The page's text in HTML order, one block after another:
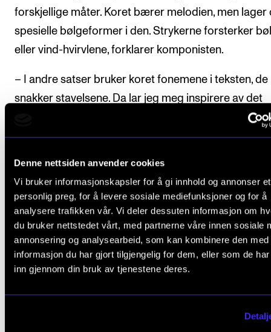
Denne nettsiden anvender cookies
Vi bruker informasjonskapsler for å gi innhold og annonser et
personlig preg, for å levere sosiale mediefunksjoner og for å
analysere trafikken vår. Vi deler dessuten informasjon om
du bruker nettstedet vårt, med partnerne våre innen sosiale
annonsering og analysearbeid, som kan kombinere den med
informasjon du har gjort tilgjengelig for dem, eller som de
inn gjennom din bruk av tjenestene deres.
forskjellige måter. Koret bærer melodien, men lager
spesielle bølgeformer i den. Strykerne forsterker
eller vind-hvirvlene, forklarer komponisten.
– I andre satser bruker koret fonemene i teksten, de
snakker stavelsene. Da lar jeg meg inspirere av det
samme hos strykerne, som spiller videre på den
enkeltlyder. Og så er det noen steder hvor koret
I følge Asheim handler alt om bevegelse. Om
stormer. Og hvordan det enkelte ordet kan males ut
vokalt.
I dette arbeidet er det ett begrep som går igjen: